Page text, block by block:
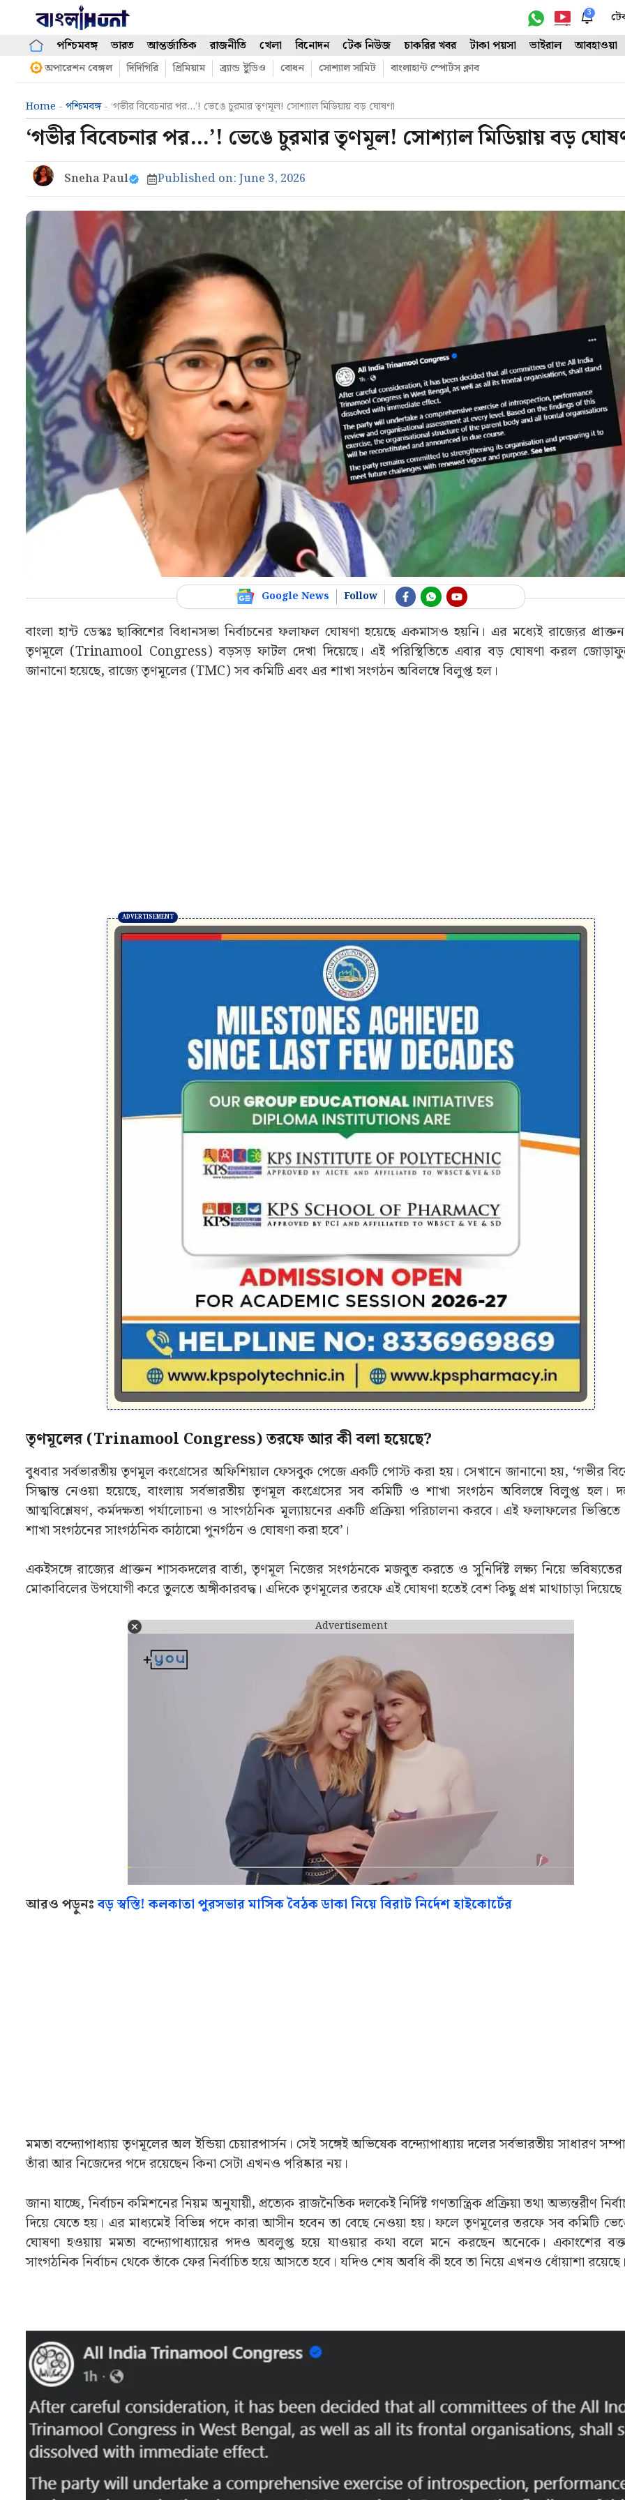
content
3
পশ্চিমবঙ্গ ভারত আন্তর্জাতিক রাজনীতি খেলা বিনোদন টেক নিউজ চাকরির খবর টাকা পয়সা ভাইরাল আবহাওয়া
অপারেশন বেঙ্গল দিদিগিরি প্রিমিয়াম ব্র্যান্ড ষ্টুডিও বোধন সোশ্যাল সামিট বাংলাহান্ট স্পোর্টস ক্লাব
Home - পশ্চিমবঙ্গ- ‘গভীর বিবেচনার পর…’! ভেঙে চুরমার তৃণমূল! সোশ্যাল মিডিয়ায় বড় ঘোষণা
‘গভীর বিবেচনার পর…’! ভেঙে চুরমার তৃণমূল! সোশ্যাল মিডিয়ায় বড়
Sneha Paul Published on: June 3, 2026
Google News Follow
বাংলা হান্ট ডেস্কঃ ছাব্বিশের বিধানসভা নির্বাচনের ফলাফল ঘোষণা হয়েছে একমাসও হয়নি। এর মধ্যেই রাজ্যের
তৃণমূলে (Trinamool Congress) বড়সড় ফাটল দেখা দিয়েছে। এই পরিস্থিতিতে এবার বড় ঘোষণা করল
জানানো হয়েছে, রাজ্যে তৃণমূলের (TMC) সব কমিটি এবং এর শাখা সংগঠন অবিলম্বে বিলুপ্ত হল।
তৃণমূলের (Trinamool Congress) তরফে আর কী বলা হয়েছে?
বুধবার সর্বভারতীয় তৃণমূল কংগ্রেসের অফিশিয়াল ফেসবুক পেজে একটি পোস্ট করা হয়। সেখানে জানানো হয়, ‘গভীর
সিদ্ধান্ত নেওয়া হয়েছে, বাংলায় সর্বভারতীয় তৃণমূল কংগ্রেসের সব কমিটি ও শাখা সংগঠন অবিলম্বে বিলুপ্ত হল।
আত্মবিশ্লেষণ, কর্মদক্ষতা পর্যালোচনা ও সাংগঠনিক মূল্যায়নের একটি প্রক্রিয়া পরিচালনা করবে। এই ফলাফলের
শাখা সংগঠনের সাংগঠনিক কাঠামো পুনর্গঠন ও ঘোষণা করা হবে’।
একইসঙ্গে রাজ্যের প্রাক্তন শাসকদলের বার্তা, তৃণমূল নিজের সংগঠনকে মজবুত করতে ও সুনির্দিষ্ট লক্ষ্য নিয়ে ভবিষ্যতের
মোকাবিলের উপযোগী করে তুলতে অঙ্গীকারবদ্ধ। এদিকে তৃণমূলের তরফে এই ঘোষণা হতেই বেশ কিছু প্রশ্ন মাথাচাড়া
Advertisement
আরও পড়ুনঃবড় স্বস্তি! কলকাতা পুরসভার মাসিক বৈঠক ডাকা নিয়ে বিরাট নির্দেশ হাইকোর্টের
মমতা বন্দ্যোপাধ্যায় তৃণমূলের অল ইন্ডিয়া চেয়ারপার্সন। সেই সঙ্গেই অভিষেক বন্দ্যোপাধ্যায় দলের সর্বভারতীয় সাধারণ
তাঁরা আর নিজেদের পদে রয়েছেন কিনা সেটা এখনও পরিষ্কার নয়।
জানা যাচ্ছে, নির্বাচন কমিশনের নিয়ম অনুযায়ী, প্রত্যেক রাজনৈতিক দলকেই নির্দিষ্ট গণতান্ত্রিক প্রক্রিয়া তথা অভ্যন্তরীণ
দিয়ে যেতে হয়। এর মাধ্যমেই বিভিন্ন পদে কারা আসীন হবেন তা বেছে নেওয়া হয়। ফলে তৃণমূলের তরফে সব কমিটি
ঘোষণা হওয়ায় মমতা বন্দ্যোপাধ্যায়ের পদও অবলুপ্ত হয়ে যাওয়ার কথা বলে মনে করছেন অনেকে। একাংশের
সাংগঠনিক নির্বাচন থেকে তাঁকে ফের নির্বাচিত হয়ে আসতে হবে। যদিও শেষ অবধি কী হবে তা নিয়ে এখনও ধোঁয়াশা রয়েছে।